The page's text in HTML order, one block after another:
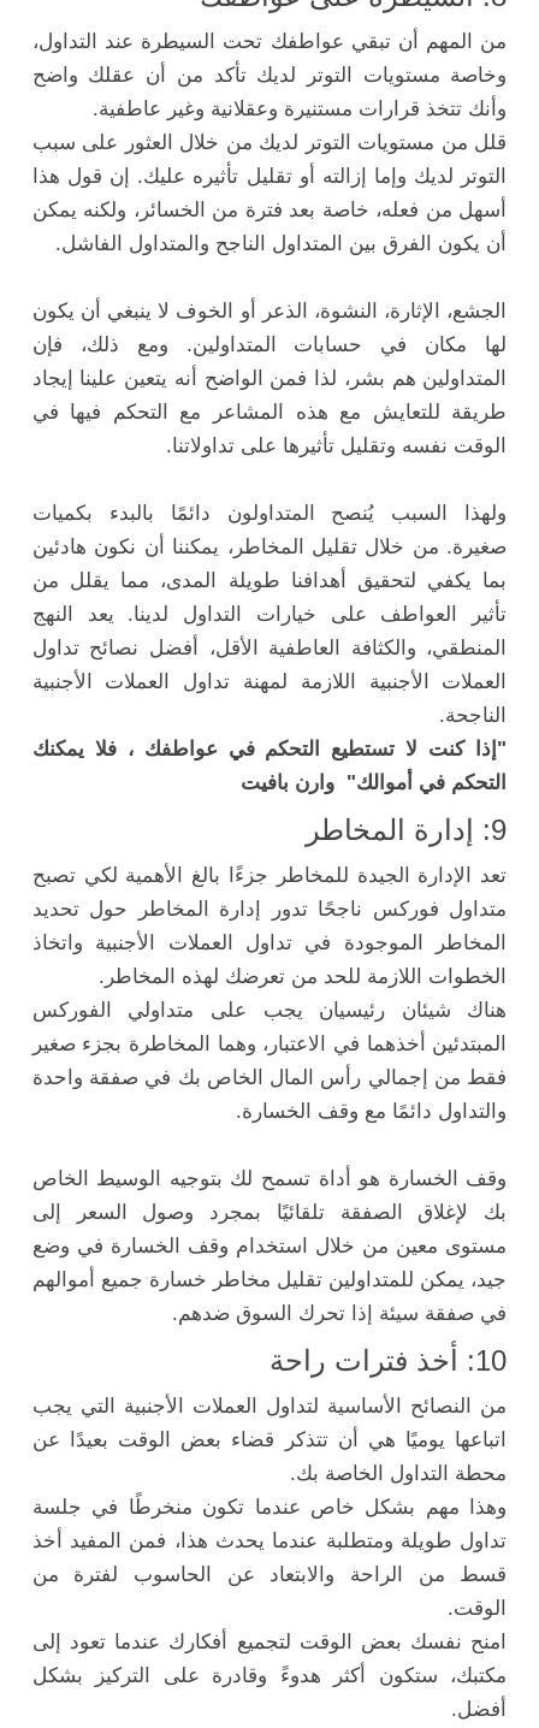
من المهم أن تبقي عواطفك تحت السيطرة عند التداول،
وخاصة مستويات التوتر لديك تأكد من أن عقلك واضح
وأنك تتخذ قرارات مستنيرة وعقلانية وغير عاطفية.
قلل من مستويات التوتر لديك من خلال العثور على سبب
التوتر لديك وإما إزالته أو تقليل تأثيره عليك. إن قول هذا
أسهل من فعله، خاصة بعد فترة من الخسائر، ولكنه يمكن
أن يكون الفرق بين المتداول الناجح والمتداول الفاشل.
الجشع، الإثارة، النشوة، الذعر أو الخوف لا ينبغي أن يكون
لها مكان في حسابات المتداولين. ومع ذلك، فإن
المتداولين هم بشر، لذا فمن الواضح أنه يتعين علينا إيجاد
طريقة للتعايش مع هذه المشاعر مع التحكم فيها في
الوقت نفسه وتقليل تأثيرها على تداولاتنا.
ولهذا السبب يُنصح المتداولون دائمًا بالبدء بكميات
صغيرة. من خلال تقليل المخاطر، يمكننا أن نكون هادئين
بما يكفي لتحقيق أهدافنا طويلة المدى، مما يقلل من
تأثير العواطف على خيارات التداول لدينا. يعد النهج
المنطقي، والكثافة العاطفية الأقل، أفضل نصائح تداول
العملات الأجنبية اللازمة لمهنة تداول العملات الأجنبية
الناجحة.
"إذا كنت لا تستطيع التحكم في عواطفك ، فلا يمكنك
التحكم في أموالك" وارن بافيت
9: إدارة المخاطر
تعد الإدارة الجيدة للمخاطر جزءًا بالغ الأهمية لكي تصبح
متداول فوركس ناجحًا تدور إدارة المخاطر حول تحديد
المخاطر الموجودة في تداول العملات الأجنبية واتخاذ
الخطوات اللازمة للحد من تعرضك لهذه المخاطر.
هناك شيئان رئيسيان يجب على متداولي الفوركس
المبتدئين أخذهما في الاعتبار، وهما المخاطرة بجزء صغير
فقط من إجمالي رأس المال الخاص بك في صفقة واحدة
والتداول دائمًا مع وقف الخسارة.
وقف الخسارة هو أداة تسمح لك بتوجيه الوسيط الخاص
بك لإغلاق الصفقة تلقائيًا بمجرد وصول السعر إلى
مستوى معين من خلال استخدام وقف الخسارة في وضع
جيد، يمكن للمتداولين تقليل مخاطر خسارة جميع أموالهم
في صفقة سيئة إذا تحرك السوق ضدهم.
10: أخذ فترات راحة
من النصائح الأساسية لتداول العملات الأجنبية التي يجب
اتباعها يوميًا هي أن تتذكر قضاء بعض الوقت بعيدًا عن
محطة التداول الخاصة بك.
وهذا مهم بشكل خاص عندما تكون منخرطًا في جلسة
تداول طويلة ومتطلبة عندما يحدث هذا، فمن المفيد أخذ
قسط من الراحة والابتعاد عن الحاسوب لفترة من
الوقت.
امنح نفسك بعض الوقت لتجميع أفكارك عندما تعود إلى
مكتبك، ستكون أكثر هدوءً وقادرة على التركيز بشكل
أفضل.